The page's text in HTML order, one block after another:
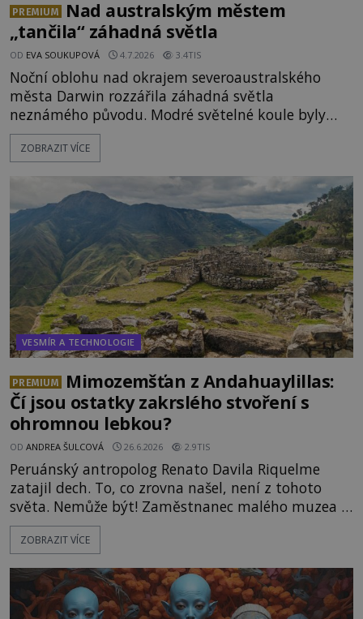
PREMIUM
Nad australským městem
„tančila“ záhadná světla
OD EVA SOUKUPOVÁ 4.7.2026 3.4TIS
Noční oblohu nad okrajem severoaustralského
města Darwin rozzářila záhadná světla
neznámého původu. Modré světelné koule byly
viditelné nejméně dvacet minut, během nichž se
opakovaně objevovaly a zase mizely. Svědek, který
mohlo jít o návštěvu ze světa duchů. Záhadný
záznam okamžitě rozpoutal deb
ZOBRAZIT VÍCE
VESMÍR A TECHNOLOGIE
PREMIUM
Mimozemšťan z Andahuaylillas:
Čí jsou ostatky zakrslého stvoření s
ohromnou lebkou?
OD ANDREA ŠULCOVÁ 26.6.2026 2.9TIS
Peruánský antropolog Renato Davila Riquelme
zatajil dech. To, co zrovna našel, není z tohoto
světa. Nemůže být! Zaměstnanec malého muzea v
peruánském městečku Andahuaylillas nedaleko
legendárního Cuzca pomalu sestupuje z posvátné
Právě nalezl ostatky dvou mimozemšťanů! Vědci
nad nálezem kroutí hlavou. Už na
ZOBRAZIT VÍCE